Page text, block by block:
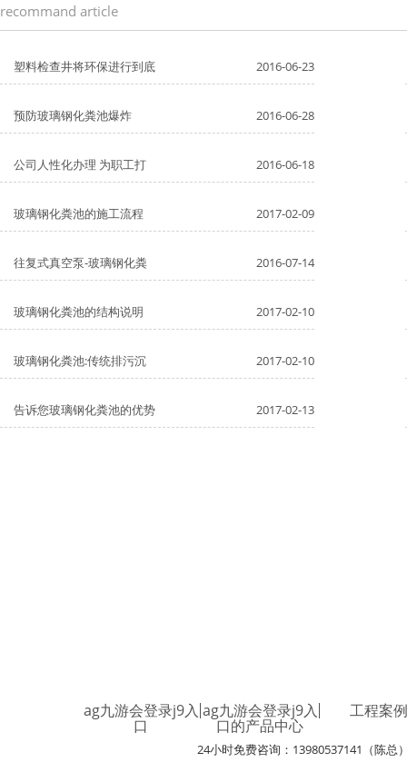
recommand article
塑料检查井将环保进行到底 2016-06-23
预防玻璃钢化粪池爆炸 2016-06-28
公司人性化办理 为职工打 2016-06-18
玻璃钢化粪池的施工流程 2017-02-09
往复式真空泵-玻璃钢化粪 2016-07-14
玻璃钢化粪池的结构说明 2017-02-10
玻璃钢化粪池:传统排污沉 2017-02-10
告诉您玻璃钢化粪池的优势 2017-02-13
ag九游会登录j9入
口
ag九游会登录j9入
口的产品中心
工程案例
24小时免费咨询：13980537141（陈总